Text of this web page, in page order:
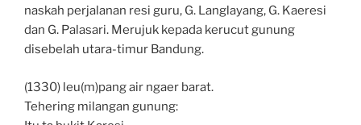
naskah perjalanan resi guru, G. Langlayang, G. Kaeresi
dan G. Palasari. Merujuk kepada kerucut gunung
disebelah utara-timur Bandung.
(1330) leu(m)pang air ngaer barat.
Tehering milangan gunung: